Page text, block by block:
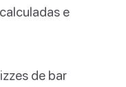
e
de bar